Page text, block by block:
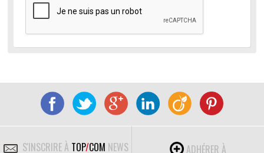
S'INSCRIRE À TOP/COM NEWS
ADHÉRER À